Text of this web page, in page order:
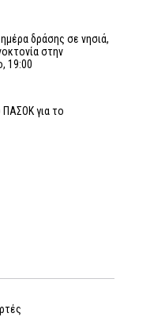
δράσης σε νησιά,
στην
19:00
ΠΑΣΟΚ για το